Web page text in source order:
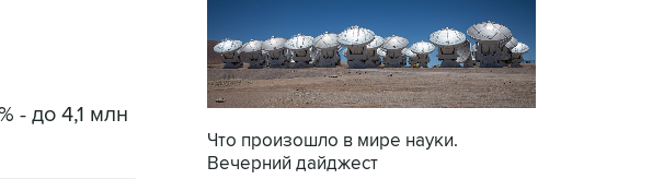
- до 4,1 млн
Что произошло в мире науки.
Вечерний дайджест